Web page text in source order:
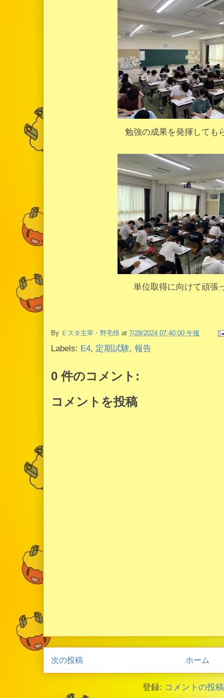
勉強の成果を発揮しても
単位取得に向けて頑張
By Ｅスタ主宰・野毛悟 at 7/28/2024 07:40:00 午後
Labels: E4, 定期試験, 報告
0 件のコメント:
コメントを投稿
次の投稿 ホーム
登録: コメントの投